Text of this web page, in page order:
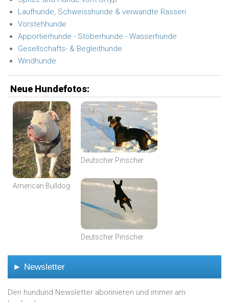
Laufhunde, Schweisshunde & verwandte Rassen
Vorstehhunde
Apportierhunde - Stöberhunde - Wasserhunde
Gesellschafts- & Begleithunde
Windhunde
Neue Hundefotos:
American Bulldog
Deutscher Pinscher
Deutscher Pinscher
► Newsletter
Den hundund Newsletter abonnieren und immer am